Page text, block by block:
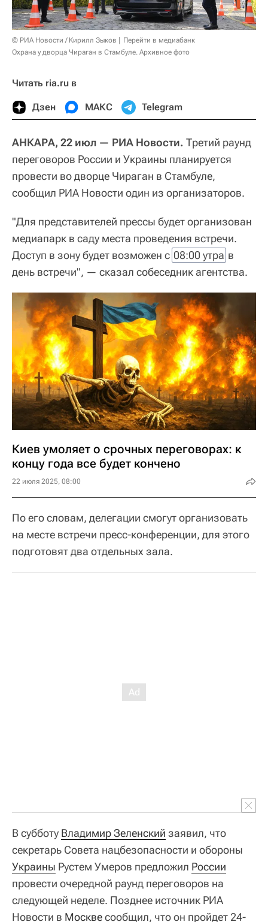
© РИА Новости / Кирилл Зыков
Перейти в медиабанк
Охрана у дворца Чираган в Стамбуле. Архивное фото
Читать ria.ru в
Дзен МАКС Telegram
АНКАРА, 22 июл — РИА Новости. Третий раунд
переговоров России и Украины планируется
провести во дворце Чираган в Стамбуле,
сообщил РИА Новости один из организаторов.
"Для представителей прессы будет организован
медиапарк в саду места проведения встречи.
Доступ в зону будет возможен с 08:00 утра в
день встречи", — сказал собеседник агентства.
Киев умоляет о срочных переговорах: к
концу года все будет кончено
22 июля 2025, 08:00
По его словам, делегации смогут организовать
на месте встречи пресс-конференции, для этого
подготовят два отдельных зала.
В субботу Владимир Зеленский заявил, что
секретарь Совета нацбезопасности и обороны
Украины Рустем Умеров предложил России
провести очередной раунд переговоров на
следующей неделе. Позднее источник РИА
Новости в Москвесообщил, что он пройдет 24-